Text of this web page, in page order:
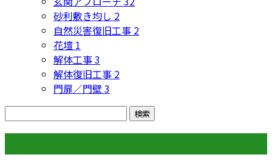
砂利敷き均し 2
自然災害復旧工事 2
花壇 1
解体工事3
解体復旧工事 2
門扉／門壁3